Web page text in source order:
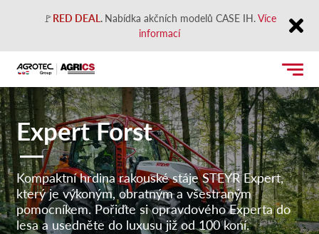
🚩RED DEAL. Nabídka akčních modelů CASE IH.Více
informací
Close
Expert Forst
Kompaktní hrdina rakouské stáje STEYR Expert,
který je výkoným, obratným a všestraným
pomocníkem. Pořiďte si opravdového Experta do
lesa a usedněte do luxusu již od 100 koní.